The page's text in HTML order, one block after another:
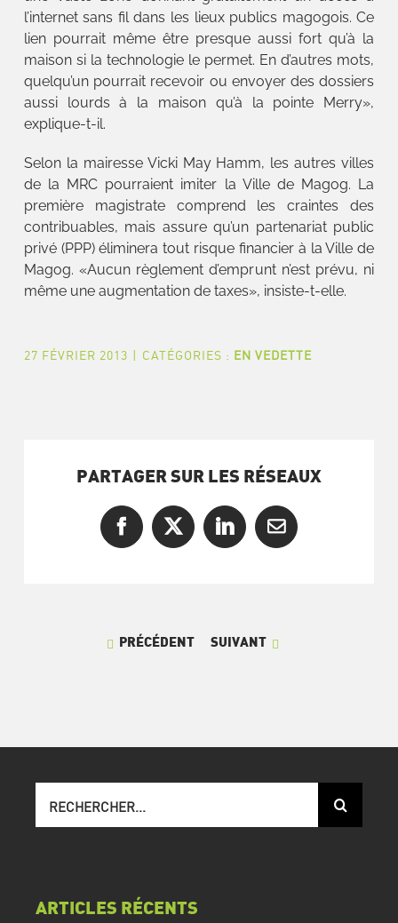
l’internet sans fil dans les lieux publics magogois. Ce
lien pourrait même être presque aussi fort qu’à la
maison si la technologie le permet. En d’autres mots,
quelqu’un pourrait recevoir ou envoyer des dossiers
aussi lourds à la maison qu’à la pointe Merry»,
explique-t-il.
Selon la mairesse Vicki May Hamm, les autres villes
de la MRC pourraient imiter la Ville de Magog. La
première magistrate comprend les craintes des
contribuables, mais assure qu’un partenariat public
privé (PPP) éliminera tout risque financier à la Ville de
Magog. «Aucun règlement d’emprunt n’est prévu, ni
même une augmentation de taxes», insiste-t-elle.
27 FÉVRIER 2013 | CATÉGORIES : EN VEDETTE
PARTAGER SUR LES RÉSEAUX
Facebook
X LinkedInCourriel
PRÉCÉDENT SUIVANT
sur
ARTICLES RÉCENTS